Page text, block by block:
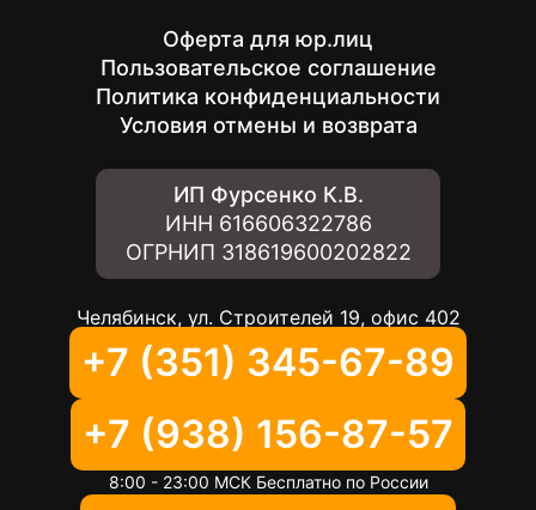
Оферта для юр.лиц
Пользовательское соглашение
Политика конфиденциальности
Условия отмены и возврата
ИП Фурсенко К.В.
ИНН 616606322786
ОГРНИП 318619600202822
Челябинск, ул. Строителей 19, офис 402
+7 (351) 345-67-89
+7 (938) 156-87-57
8:00 - 23:00 МСК Бесплатно по России